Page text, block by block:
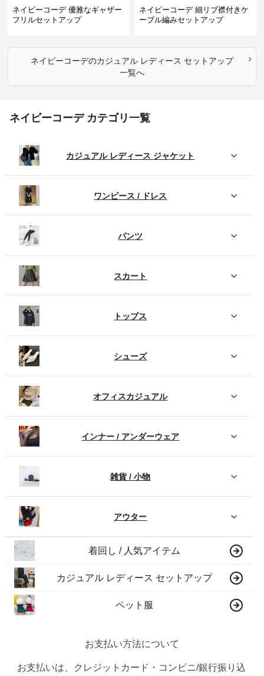
ネイビーコーデ 優雅なギャザー
フリルセットアップ
ネイビーコーデ 細リブ襟付きケ
ーブル編みセットアップ
ネイビーコーデのカジュアル レディース セットアップ
一覧へ
›
ネイビーコーデ カテゴリ一覧
カジュアル レディース ジャケット
ワンピース / ドレス
パンツ
スカート
トップス
シューズ
オフィスカジュアル
インナー / アンダーウェア
雑貨 / 小物
アウター
着回し / 人気アイテム
カジュアル レディース セットアップ
ペット服
お支払い方法について
お支払いは、クレジットカード・コンビニ/銀行振り込